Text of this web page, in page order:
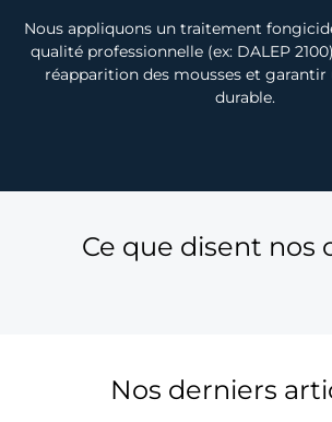
Nous appliquons un traitement
qualité professionnelle (ex: DALEP
réapparition des mousses et
durable.
Ce que disent nos
Nos derniers